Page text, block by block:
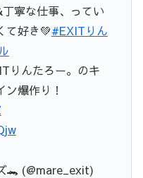
寧な仕事、ってい
て好き💚#EXITりん
りんたろー。のキ
爆作り！
🐊 (@mare_exit)